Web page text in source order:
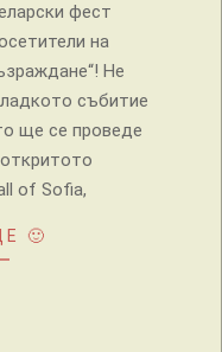
фест
на
Не
събитие
ще се проведе
of Sofia,
🙂